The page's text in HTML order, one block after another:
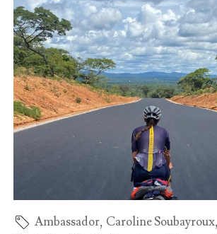
Ambassador, Caroline Soubayroux,